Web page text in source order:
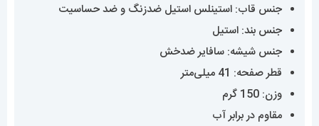
جنس قاب: استینلس استیل ضدزنگ و ضد حساسیت
جنس بند: استیل
جنس شیشه: سافایر ضدخش
قطر صفحه: 41 میلی‌متر
وزن: 150 گرم
مقاوم در برابر آب